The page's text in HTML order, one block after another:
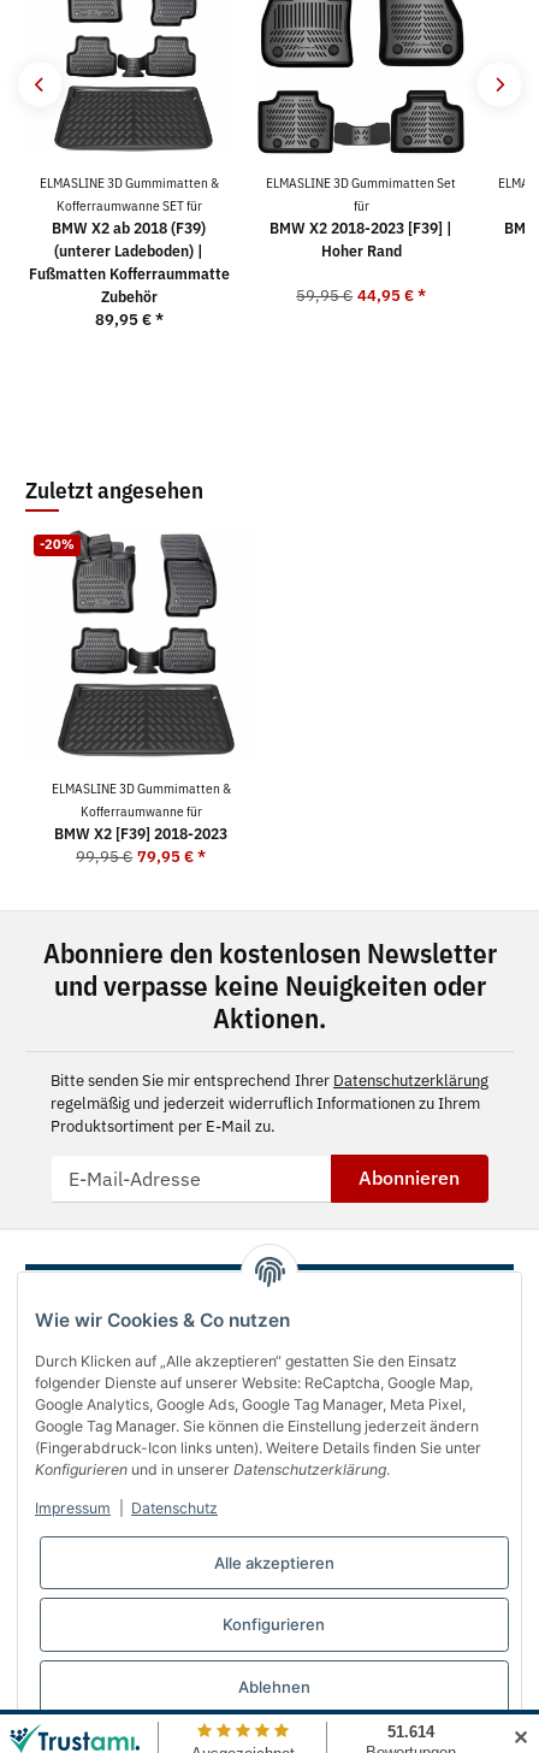
Wie wir Cookies & Co nutzen
Durch Klicken auf „Alle akzeptieren“ gestatten Sie den Einsatz
folgender Dienste auf unserer Website: ReCaptcha, Google Map,
Google Analytics, Google Ads, Google Tag Manager, Meta Pixel,
Google Tag Manager. Sie können die Einstellung jederzeit ändern
(Fingerabdruck-Icon links unten). Weitere Details finden Sie unter
Konfigurieren und in unserer Datenschutzerklärung.
Impressum Datenschutz
Alle akzeptieren
Konfigurieren
Ablehnen
ELMASLINE 3D Gummimatten &
Kofferraumwanne SET für
BMW X2 ab 2018 (F39)
(unterer Ladeboden) |
Fußmatten Kofferraummatte
Zubehör
89,95 €*
ELMASLINE 3D Gummimatten Set
für
BMW X2 2018-2023 [F39] |
Hoher Rand
59,95 € 44,95 €*
Zuletzt angesehen
-20%
ELMASLINE 3D Gummimatten &
Kofferraumwanne für
BMW X2 [F39] 2018-2023
99,95 € 79,95 €*
Abonniere den kostenlosen Newsletter
und verpasse keine Neuigkeiten oder
Aktionen.
Bitte senden Sie mir entsprechend Ihrer Datenschutzerklärung
regelmäßig und jederzeit widerruflich Informationen zu Ihrem
Produktsortiment per E-Mail zu.
Abonnieren
Über uns
Informationen
Bequem bezahlen
✕